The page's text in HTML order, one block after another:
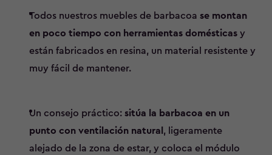
Todos nuestros muebles de barbacoa se montan
en poco tiempo con herramientas domésticas y
están fabricados en resina, un material resistente y
muy fácil de mantener.
Un consejo práctico: sitúa la barbacoa en un
punto con ventilación natural , ligeramente
alejado de la zona de estar, y coloca el módulo